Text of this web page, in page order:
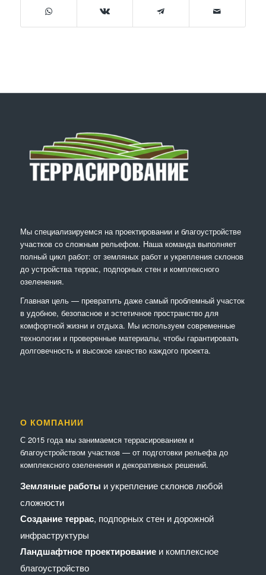
Мы специализируемся на проектировании и благоустройстве
участков со сложным рельефом. Наша команда выполняет
полный цикл работ: от земляных работ и укрепления склонов
до устройства террас, подпорных стен и комплексного
озеленения.
Главная цель — превратить даже самый проблемный участок
в удобное, безопасное и эстетичное пространство для
комфортной жизни и отдыха. Мы используем современные
технологии и проверенные материалы, чтобы гарантировать
долговечность и высокое качество каждого проекта.
О КОМПАНИИ
С 2015 года мы занимаемся террасированием и
благоустройством участков — от подготовки рельефа до
комплексного озеленения и декоративных решений.
Земляные работы и укрепление склонов любой
сложности
Создание террас, подпорных стен и дорожной
инфраструктуры
Ландшафтное проектированиеи комплексное
благоустройство